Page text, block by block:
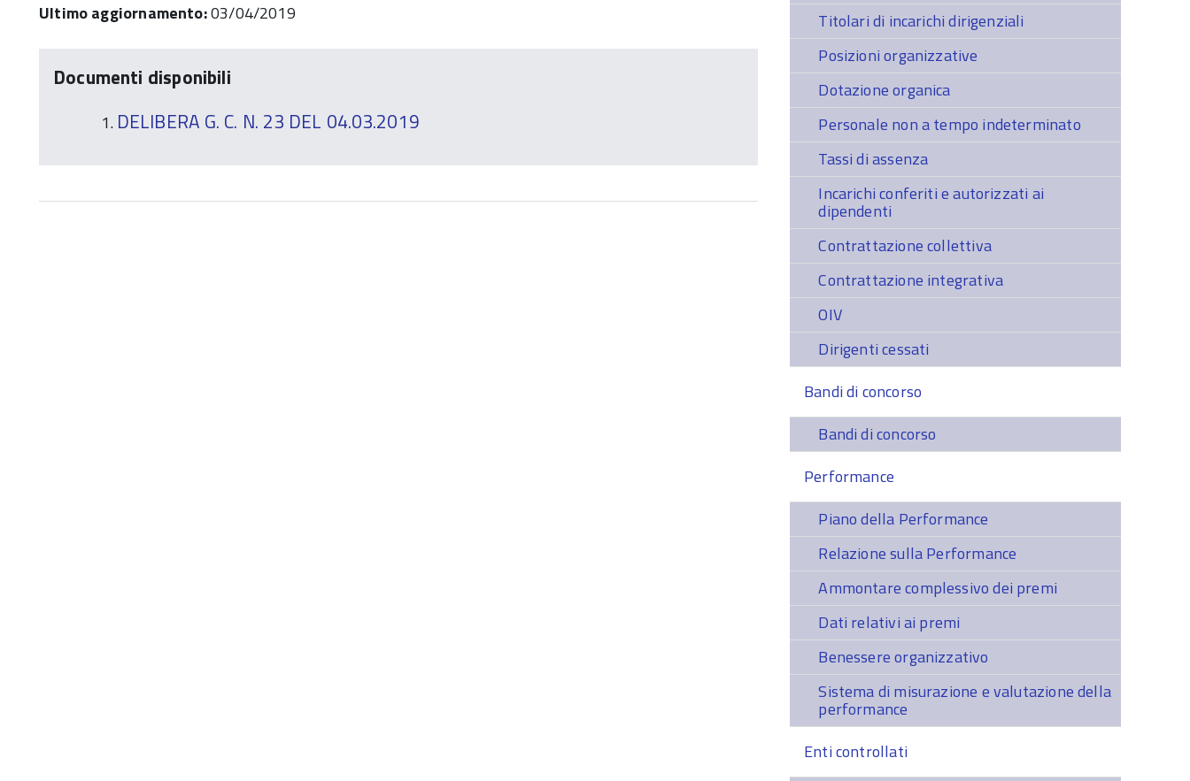
Ultimo aggiornamento:03/04/2019
Documenti disponibili
DELIBERA G. C. N. 23 DEL 04.03.2019
Titolari di incarichi dirigenziali
Posizioni organizzative
Dotazione organica
Personale non a tempo indeterminato
Tassi di assenza
Incarichi conferiti e autorizzati ai
dipendenti
Contrattazione collettiva
Contrattazione integrativa
OIV
Dirigenti cessati
Bandi di concorso
Bandi di concorso
Performance
Piano della Performance
Relazione sulla Performance
Ammontare complessivo dei premi
Dati relativi ai premi
Benessere organizzativo
Sistema di misurazione e valutazione della
performance
Enti controllati